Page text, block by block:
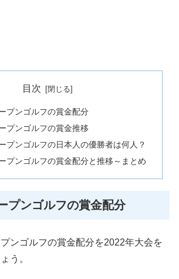
目次
プンゴルフの賞金配分
プンゴルフの賞金推移
プンゴルフの日本人の優勝者は何人？
プンゴルフの賞金配分と推移～まとめ
プンゴルフの賞金配分
ンゴルフの賞金配分を2022年大会を
う。